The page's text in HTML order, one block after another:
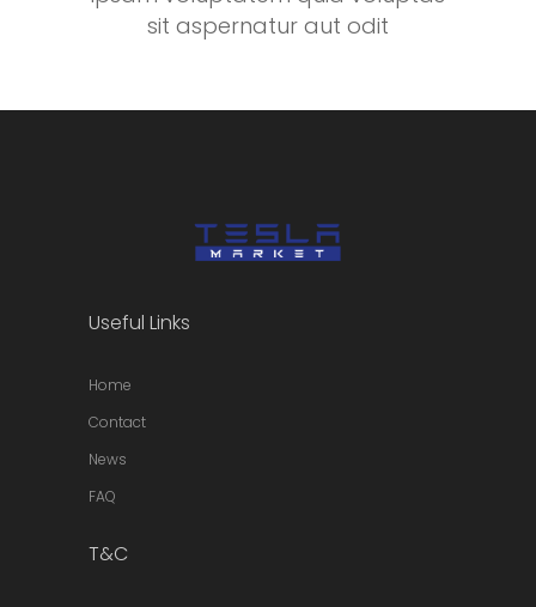
sit aspernatur aut odit
Useful Links
Home
Contact
News
FAQ
T&C